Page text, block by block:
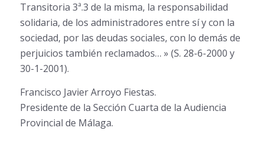
Transitoria 3ª.3 de la misma, la responsabilidad
solidaria, de los administradores entre sí y con la
sociedad, por las deudas sociales, con lo demás de
perjuicios también reclamados… » (S. 28-6-2000 y
30-1-2001).
Francisco Javier Arroyo Fiestas.
Presidente de la Sección Cuarta de la Audiencia
Provincial de Málaga.